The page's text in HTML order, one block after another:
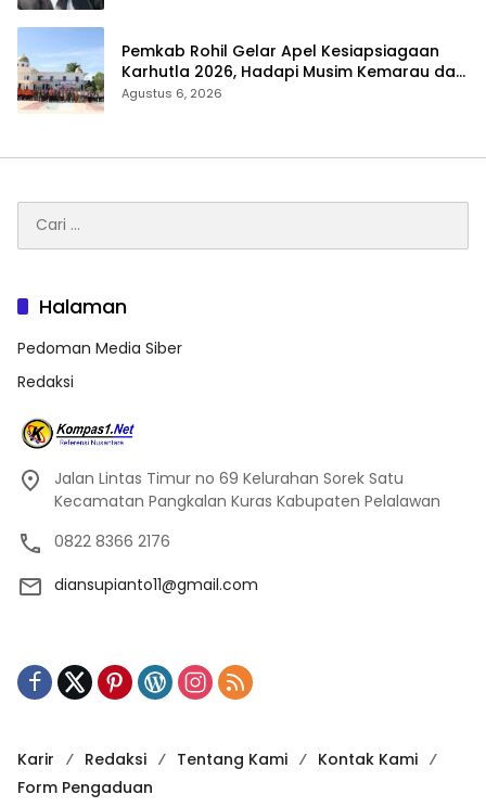
Pemkab Rohil Gelar Apel Kesiapsiagaan
Karhutla 2026, Hadapi Musim Kemarau dan
El Nino
Agustus 6, 2026
untuk:
Halaman
Pedoman Media Siber
Redaksi
Jalan Lintas Timur no 69 Kelurahan Sorek Satu
Kecamatan Pangkalan Kuras Kabupaten Pelalawan
0822 8366 2176
diansupianto11@gmail.com
Karir Redaksi Tentang Kami
Kontak Kami
Form Pengaduan